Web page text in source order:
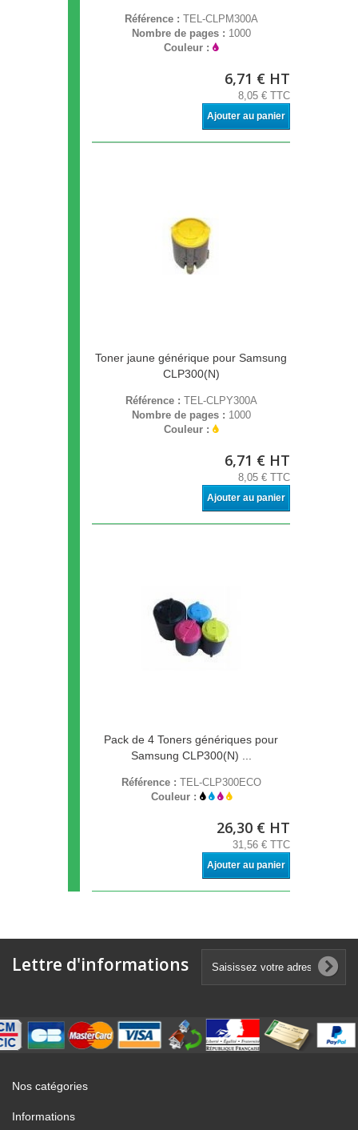
Référence : TEL-CLPM300A
Nombre de pages : 1000
Couleur :
6,71 € HT
8,05 € TTC
Ajouter au panier
Toner jaune générique pour Samsung
CLP300(N)
Référence : TEL-CLPY300A
Nombre de pages : 1000
Couleur :
6,71 € HT
8,05 € TTC
Ajouter au panier
Pack de 4 Toners génériques pour
Samsung CLP300(N) ...
Référence : TEL-CLP300ECO
Couleur :
26,30 € HT
31,56 € TTC
Ajouter au panier
Lettre d'informations
Nos catégories
Informations